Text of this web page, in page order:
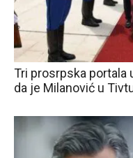
Tri prosrpska portala
da je Milanović u